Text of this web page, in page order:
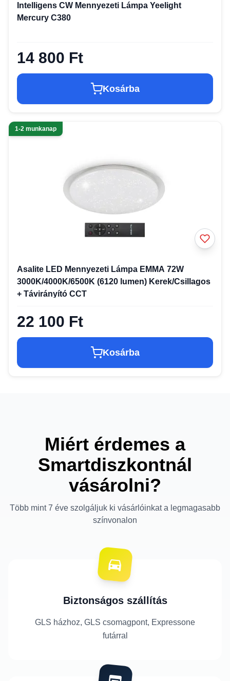
Intelligens CW Mennyezeti Lámpa Yeelight
Mercury C380
14 800 Ft
Kosárba
1-2 munkanap
Asalite LED Mennyezeti Lámpa EMMA 72W
3000K/4000K/6500K (6120 lumen) Kerek/Csillagos
+ Távirányító CCT
22 100 Ft
Kosárba
Miért érdemes a
Smartdiszkontnál
vásárolni?
Több mint 7 éve szolgáljuk ki vásárlóinkat a legmagasabb
színvonalon
Biztonságos szállítás
GLS házhoz, GLS csomagpont, Expressone
futárral